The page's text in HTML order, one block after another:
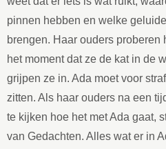
pinnen hebben en welke
brengen. Haar ouders proberen
het moment dat ze de kat in de
grijpen ze in. Ada moet voor
zitten. Als haar ouders na een
te kijken hoe het met Ada gaat,
van Gedachten. Alles wat er in